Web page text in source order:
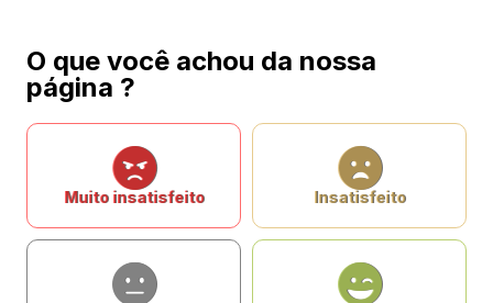
O que você achou da nossa
página ?
Muito insatisfeito Insatisfeito